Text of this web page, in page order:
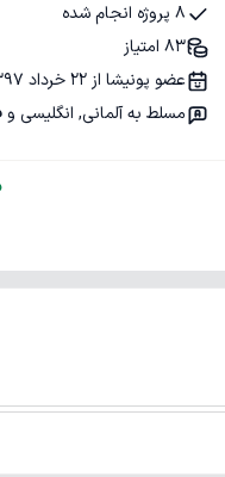
8 پروژه انجام شده
83 امتیاز
عضو پونیشا از 22 خرداد 1397
مسلط به آلمانی, انگلیسی